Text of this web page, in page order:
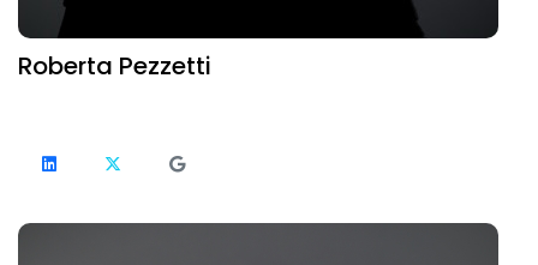
Roberta Pezzetti